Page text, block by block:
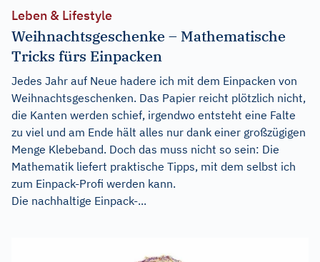
Leben & Lifestyle
Weihnachtsgeschenke – Mathematische
Tricks fürs Einpacken
Jedes Jahr auf Neue hadere ich mit dem Einpacken von
Weihnachtsgeschenken. Das Papier reicht plötzlich nicht,
die Kanten werden schief, irgendwo entsteht eine Falte
zu viel und am Ende hält alles nur dank einer großzügigen
Menge Klebeband. Doch das muss nicht so sein: Die
Mathematik liefert praktische Tipps, mit dem selbst ich
zum Einpack-Profi werden kann.
Die nachhaltige Einpack-...